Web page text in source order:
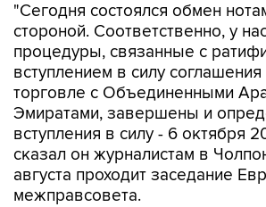
"Сегодня состоялся обмен
стороной. Соответственно, у
процедуры, связанные с
вступлением в силу
торговле с Объединенными
Эмиратами, завершены и
вступления в силу - 6 октября
сказал он журналистам в
августа проходит заседание
межправсовета.